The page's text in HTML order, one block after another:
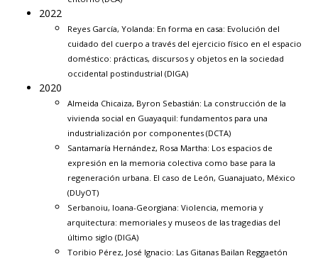
2022
Reyes García, Yolanda: En forma en casa: Evolución del
cuidado del cuerpo a través del ejercicio físico en el espacio
doméstico: prácticas, discursos y objetos en la sociedad
occidental postindustrial (DIGA)
2020
Almeida Chicaiza, Byron Sebastián: La construcción de la
vivienda social en Guayaquil: fundamentos para una
industrialización por componentes (DCTA)
Santamaría Hernández, Rosa Martha: Los espacios de
expresión en la memoria colectiva como base para la
regeneración urbana. El caso de León, Guanajuato, México
(DUyOT)
Serbanoiu, Ioana-Georgiana: Violencia, memoria y
arquitectura: memoriales y museos de las tragedias del
último siglo (DIGA)
Toribio Pérez, José Ignacio: Las Gitanas Bailan Reggaetón